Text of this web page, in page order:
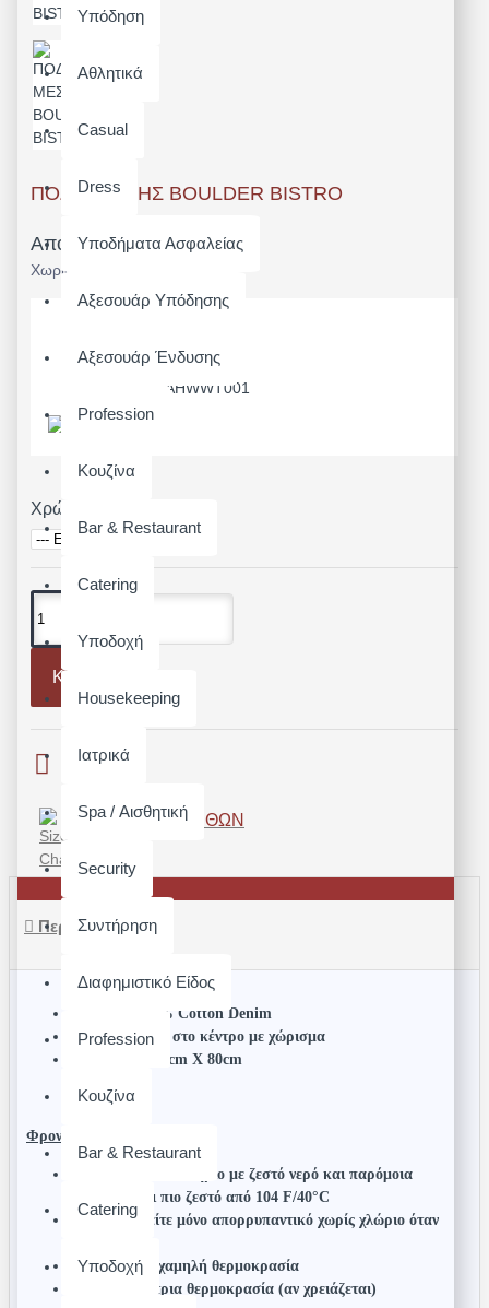
Υπόδηση
Αθλητικά
Casual
Dress
Υποδήματα Ασφαλείας
Αξεσουάρ Υπόδησης
Αξεσουάρ Ένδυσης
Profession
Κουζίνα
Bar & Restaurant
Catering
Υποδοχή
Housekeeping
Ιατρικά
Spa / Αισθητική
Security
Συντήρηση
Διαφημιστικό Είδος
Profession
Κουζίνα
Bar & Restaurant
Catering
Υποδοχή
ΠΟΔΙΑ ΜΕΣΗΣ BOULDER BISTRO
Από 47,12€
Χωρίς ΦΠΑ: 38,00€
Άμεσα Διαθέσιμο
AHWWT001
Χρώμα
Καλάθι
ΟΔΗΓΌΣ ΜΕΓΕΘΏΝ
Περιγραφή
Ύφασμα: 100% Cotton Denim
Διαθέτει τσέπη στο κέντρο με χώρισμα
Διαστάσεις: 45cm X 80cm
Φροντίδα
Πλύσιμο στο πλυντήριο με ζεστό νερό και παρόμοια
χρώματα, όχι πιο ζεστό από 104 F/40°C
Χρησιμοποιείτε μόνο απορρυπαντικό χωρίς χλώριο όταν
Στέγνωμα σε χαμηλή θερμοκρασία
Σίδερο σε μέτρια θερμοκρασία (αν χρειάζεται)